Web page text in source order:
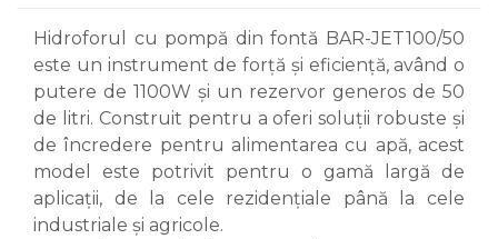
Hidroforul cu pompă din fontă BAR-JET100/50
este un instrument de forță și eficiență, având o
putere de 1100W și un rezervor generos de 50
de litri. Construit pentru a oferi soluții robuste și
de încredere pentru alimentarea cu apă, acest
model este potrivit pentru o gamă largă de
aplicații, de la cele rezidențiale până la cele
industriale și agricole.